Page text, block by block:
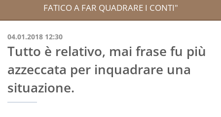
FATICO A FAR QUADRARE I CONTI"
04.01.2018 12:30
Tutto è relativo, mai frase fu più
azzeccata per inquadrare una
situazione.